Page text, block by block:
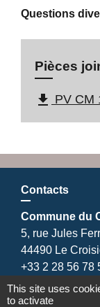
Questions
Pièces
file_download PV CM
Contacts
Commune du
5, rue Jules
44490 Le
+33 2 28 56 78
Contact par
This site uses
to activate